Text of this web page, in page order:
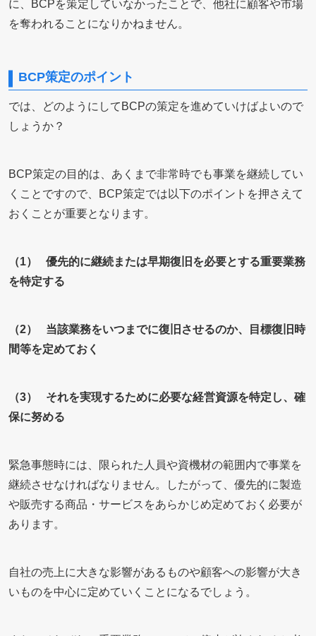
に、BCPを策定していなかったことで、他社に顧客や市場
を奪われることになりかねません。
BCP策定のポイント
では、どのようにしてBCPの策定を進めていけばよいので
しょうか？
BCP策定の目的は、あくまで非常時でも事業を継続してい
くことですので、BCP策定では以下のポイントを押さえて
おくことが重要となります。
（1） 優先的に継続または早期復旧を必要とする重要業務
を特定する
（2） 当該業務をいつまでに復旧させるのか、目標復旧時
間等を定めておく
（3） それを実現するために必要な経営資源を特定し、確
保に努める
緊急事態時には、限られた人員や資機材の範囲内で事業を
継続させなければなりません。したがって、優先的に製造
や販売する商品・サービスをあらかじめ定めておく必要が
あります。
自社の売上に大きな影響があるものや顧客への影響が大き
いものを中心に定めていくことになるでしょう。